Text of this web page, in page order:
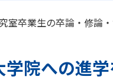
室卒業生の卒論・修論
学院への進